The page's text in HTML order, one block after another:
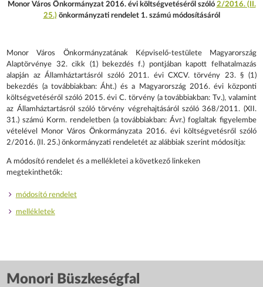
Monor Város Önkormányzat 2016. évi költségvetéséről szóló 2/2016. (II.
25.) önkormányzati rendelet 1. számú módosításáról
Monor Város Önkormányzatának Képviselő-testülete Magyarország
Alaptörvénye 32. cikk (1) bekezdés f.) pontjában kapott felhatalmazás
alapján az Államháztartásról szóló 2011. évi CXCV. törvény 23. § (1)
bekezdés (a továbbiakban: Áht.) és a Magyarország 2016. évi központi
költségvetéséről szóló 2015. évi C. törvény (a továbbiakban: Tv.), valamint
az Államháztartásról szóló törvény végrehajtásáról szóló 368/2011. (XII.
31.) számú Korm. rendeletben (a továbbiakban: Ávr.) foglaltak figyelembe
vételével Monor Város Önkormányzata 2016. évi költségvetésről szóló
2/2016. (II. 25.) önkormányzati rendeletét az alábbiak szerint módosítja:
A módosító rendelet és a mellékletei a következő linkeken
megtekinthetők:
módosító rendelet
mellékletek
Monori Büszkeségfal